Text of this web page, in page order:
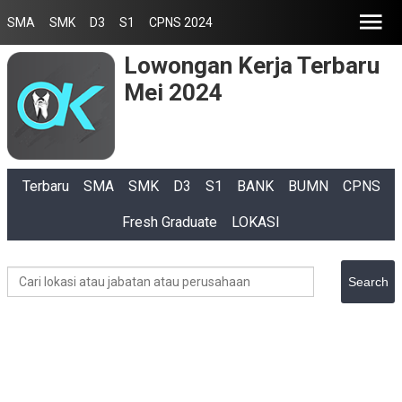
SMA SMK D3 S1 CPNS 2024
Lowongan Kerja Terbaru
Mei 2024
Terbaru SMA SMK D3 S1 BANK BUMN CPNS
Fresh Graduate LOKASI